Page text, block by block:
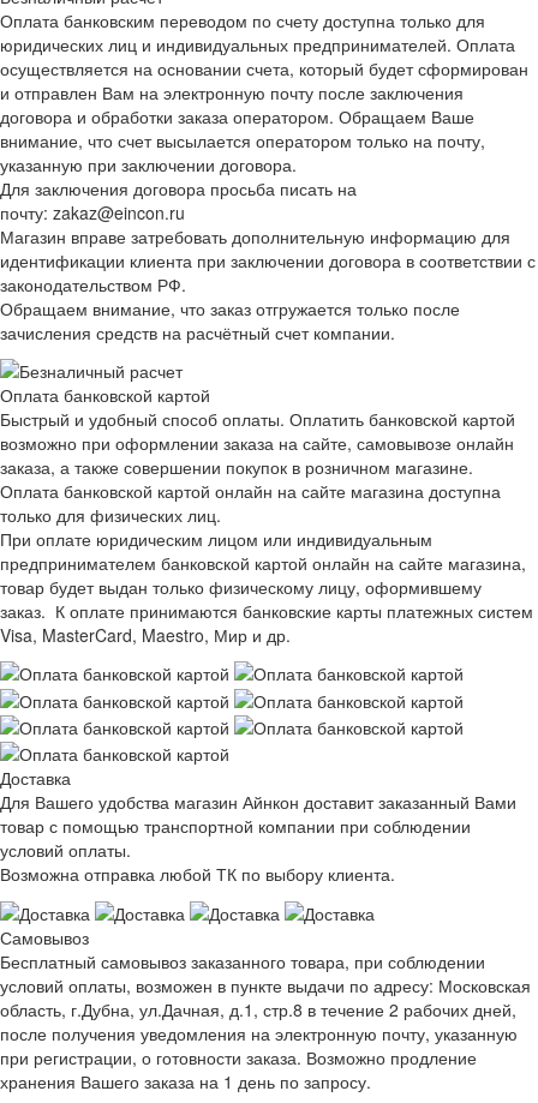
Оплата банковским переводом по счету доступна только для
юридических лиц и индивидуальных предпринимателей. Оплата
осуществляется на основании счета, который будет сформирован
и отправлен Вам на электронную почту после заключения
договора и обработки заказа оператором. Обращаем Ваше
внимание, что счет высылается оператором только на почту,
указанную при заключении договора.
Для заключения договора просьба писать на
почту: zakaz@eincon.ru
Магазин вправе затребовать дополнительную информацию для
идентификации клиента при заключении договора в соответствии с
законодательством РФ.
Обращаем внимание, что заказ отгружается только после
зачисления средств на расчётный счет компании.
Оплата банковской картой
Быстрый и удобный способ оплаты. Оплатить банковской картой
возможно при оформлении заказа на сайте, самовывозе онлайн
заказа, а также совершении покупок в розничном магазине.
Оплата банковской картой онлайн на сайте магазина доступна
только для физических лиц.
При оплате юридическим лицом или индивидуальным
предпринимателем банковской картой онлайн на сайте магазина,
товар будет выдан только физическому лицу, оформившему
заказ. К оплате принимаются банковские карты платежных систем
Visa, MasterCard, Maestro, Мир и др.
Доставка
Для Вашего удобства магазин Айнкон доставит заказанный Вами
товар с помощью транспортной компании при соблюдении
условий оплаты.
Возможна отправка любой ТК по выбору клиента.
Самовывоз
Бесплатный самовывоз заказанного товара, при соблюдении
условий оплаты, возможен в пункте выдачи по адресу: Московская
область, г.Дубна, ул.Дачная, д.1, стр.8 в течение 2 рабочих дней,
после получения уведомления на электронную почту, указанную
при регистрации, о готовности заказа. Возможно продление
хранения Вашего заказа на 1 день по запросу.